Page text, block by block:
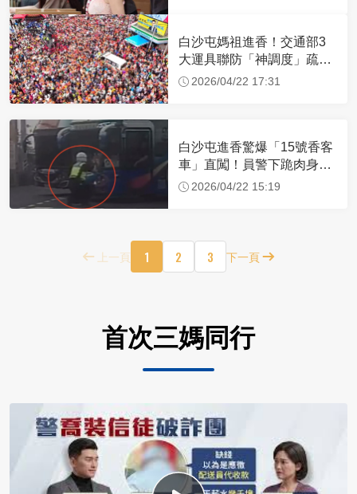
白沙屯媽祖進香！交通部3
大運具聯防「神調度」疏運
32.1萬創新高
2026/04/22 17:31
白沙屯進香驚爆「15號香客
車」直闖！員警下跪肉身擋
車：讓行人先過
2026/04/22 15:19
上一頁 1 2 3 下一頁
首次三媽同行